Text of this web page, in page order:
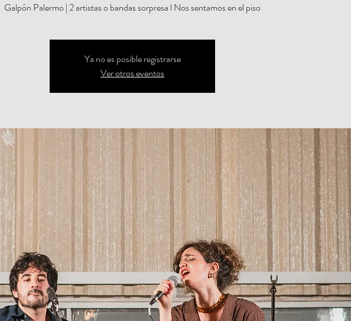
Galpón Palermo | 2 artistas o bandas sorpresa l Nos sentamos en el piso
Ya no es posible registrarse
Ver otros eventos